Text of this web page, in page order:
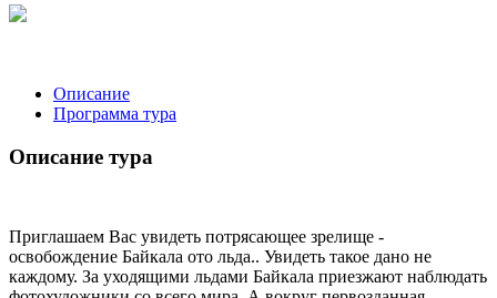
Описание
Программа тура
Описание тура
Приглашаем Вас увидеть потрясающее зрелище -
освобождение Байкала ото льда.. Увидеть такое дано не
каждому. За уходящими льдами Байкала приезжают наблюдать